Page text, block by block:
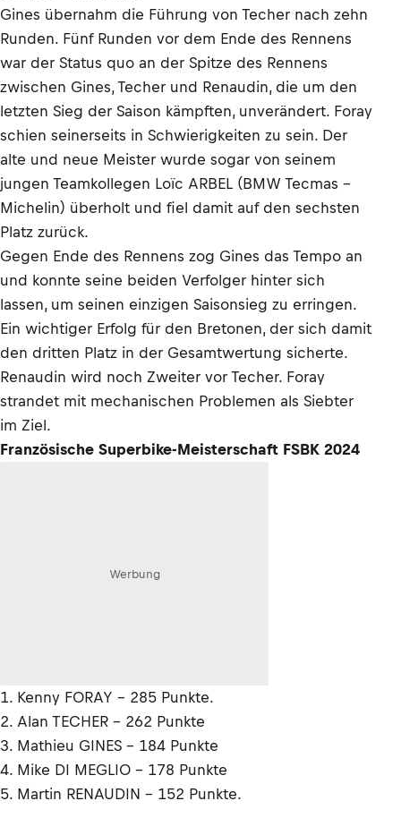
Gines übernahm die Führung von Techer nach zehn
Runden. Fünf Runden vor dem Ende des Rennens
war der Status quo an der Spitze des Rennens
zwischen Gines, Techer und Renaudin, die um den
letzten Sieg der Saison kämpften, unverändert. Foray
schien seinerseits in Schwierigkeiten zu sein. Der
alte und neue Meister wurde sogar von seinem
jungen Teamkollegen Loïc ARBEL (BMW Tecmas -
Michelin) überholt und fiel damit auf den sechsten
Platz zurück.
Gegen Ende des Rennens zog Gines das Tempo an
und konnte seine beiden Verfolger hinter sich
lassen, um seinen einzigen Saisonsieg zu erringen.
Ein wichtiger Erfolg für den Bretonen, der sich damit
den dritten Platz in der Gesamtwertung sicherte.
Renaudin wird noch Zweiter vor Techer. Foray
strandet mit mechanischen Problemen als Siebter
im Ziel.
Französische Superbike-Meisterschaft FSBK 2024
Werbung
1. Kenny FORAY - 285 Punkte.
2. Alan TECHER - 262 Punkte
3. Mathieu GINES - 184 Punkte
4. Mike DI MEGLIO - 178 Punkte
5. Martin RENAUDIN - 152 Punkte.